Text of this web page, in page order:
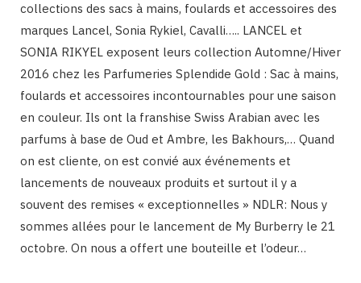
collections des sacs à mains, foulards et accessoires des
marques Lancel, Sonia Rykiel, Cavalli….. LANCEL et
SONIA RIKYEL exposent leurs collection Automne/Hiver
2016 chez les Parfumeries Splendide Gold : Sac à mains,
foulards et accessoires incontournables pour une saison
en couleur. Ils ont la franshise Swiss Arabian avec les
parfums à base de Oud et Ambre, les Bakhours,… Quand
on est cliente, on est convié aux événements et
lancements de nouveaux produits et surtout il y a
souvent des remises « exceptionnelles » NDLR: Nous y
sommes allées pour le lancement de My Burberry le 21
octobre. On nous a offert une bouteille et l’odeur…